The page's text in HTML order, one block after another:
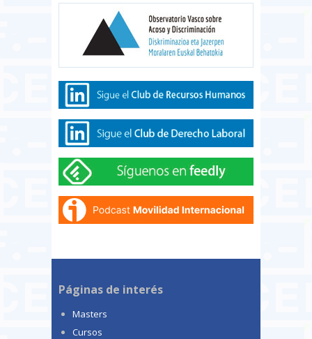
Páginas de interés
Masters
Cursos